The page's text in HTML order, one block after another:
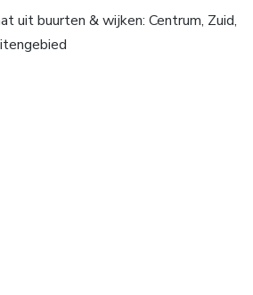
uit buurten & wijken: Centrum, Zuid,